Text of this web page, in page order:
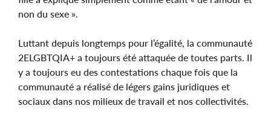
non du sexe ».
Luttant depuis longtemps pour l’égalité, la communauté
2ELGBTQIA+ a toujours été attaquée de toutes parts. Il
y a toujours eu des contestations chaque fois que la
communauté a réalisé de légers gains juridiques et
sociaux dans nos milieux de travail et nos collectivités.